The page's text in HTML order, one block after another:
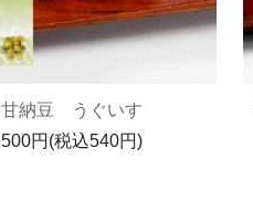
甘納豆 うぐいす
500円(税込540円)